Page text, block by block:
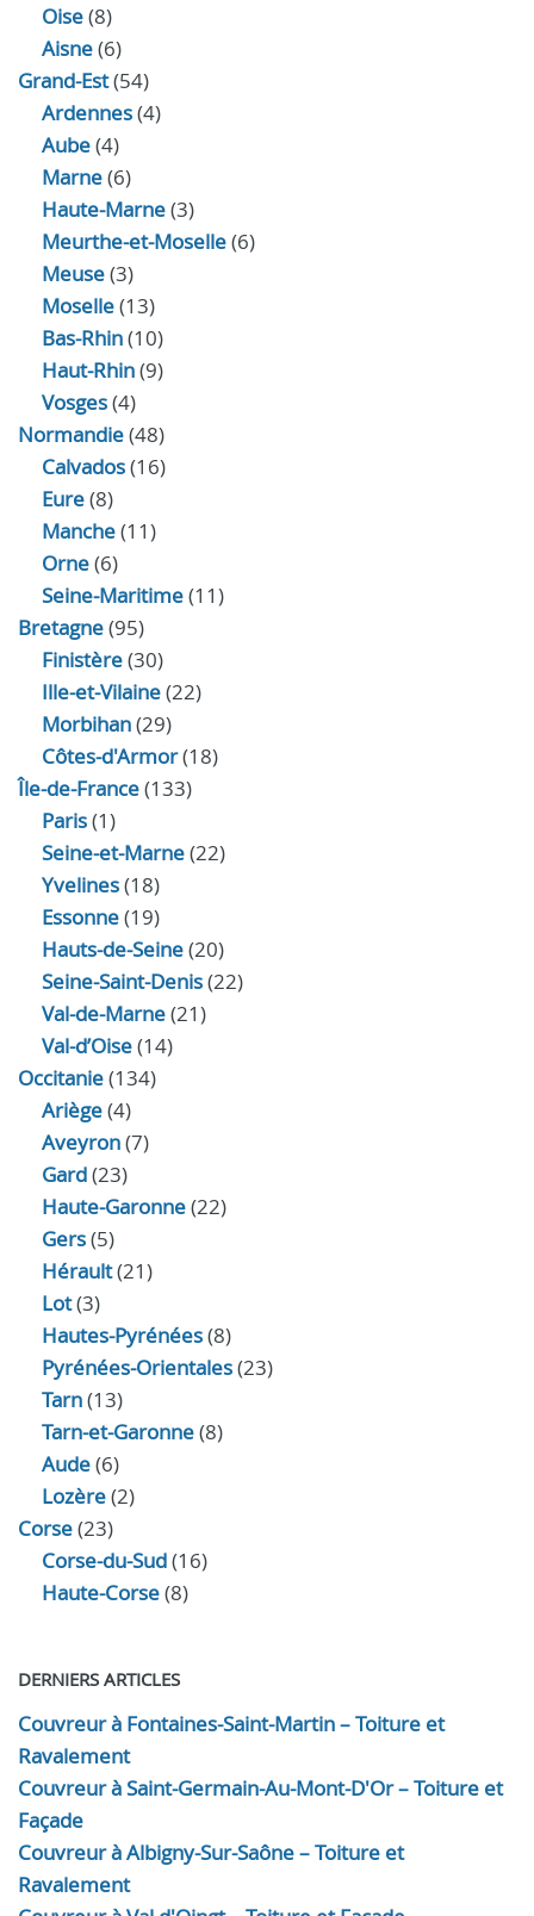
Oise(8)
Aisne(6)
Grand-Est(54)
Ardennes(4)
Aube(4)
Marne(6)
Haute-Marne(3)
Meurthe-et-Moselle(6)
Meuse(3)
Moselle(13)
Bas-Rhin(10)
Haut-Rhin(9)
Vosges(4)
Normandie(48)
Calvados(16)
Eure(8)
Manche(11)
Orne(6)
Seine-Maritime(11)
Bretagne(95)
Finistère(30)
Ille-et-Vilaine(22)
Morbihan(29)
Côtes-d'Armor(18)
Île-de-France(133)
Paris(1)
Seine-et-Marne(22)
Yvelines(18)
Essonne(19)
Hauts-de-Seine(20)
Seine-Saint-Denis(22)
Val-de-Marne(21)
Val-d’Oise(14)
Occitanie(134)
Ariège(4)
Aveyron(7)
Gard(23)
Haute-Garonne(22)
Gers(5)
Hérault(21)
Lot(3)
Hautes-Pyrénées(8)
Pyrénées-Orientales(23)
Tarn(13)
Tarn-et-Garonne(8)
Aude(6)
Lozère(2)
Corse(23)
Corse-du-Sud(16)
Haute-Corse(8)
DERNIERS ARTICLES
Couvreur à Fontaines-Saint-Martin – Toiture et
Ravalement
Couvreur à Saint-Germain-Au-Mont-D'Or – Toiture et
Façade
Couvreur à Albigny-Sur-Saône – Toiture et
Ravalement